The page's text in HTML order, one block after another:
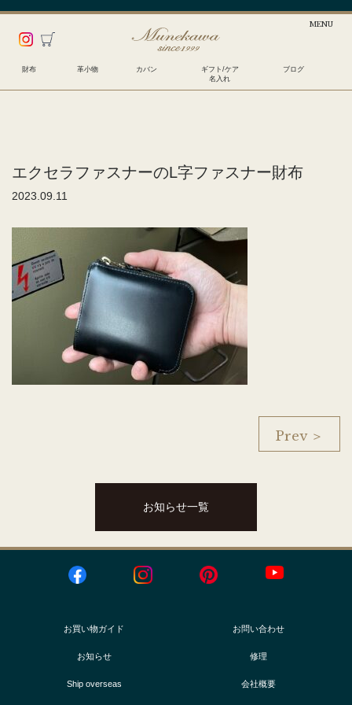
財布 革小物 カバン
ギフト/ケア
名入れ
ブログ
エクセラファスナーのL字ファスナー財布
2023.09.11
Prev ＞
お知らせ一覧
お買い物ガイド お問い合わせ
お知らせ 修理
Ship overseas 会社概要